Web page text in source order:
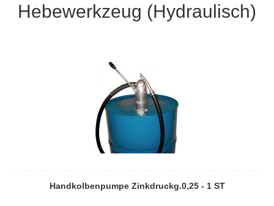
Hebewerkzeug (Hydraulisch)
Handkolbenpumpe Zinkdruckg.0,25 - 1 ST